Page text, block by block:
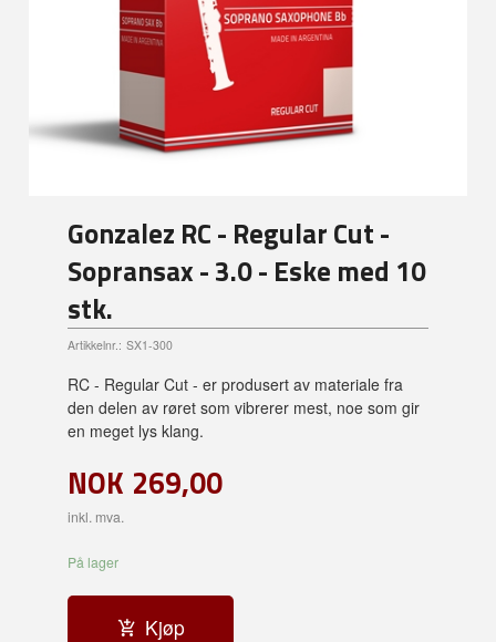
Gonzalez RC - Regular Cut -
Sopransax - 3.0 - Eske med 10
stk.
Artikkelnr.: SX1-300
RC - Regular Cut - er produsert av materiale fra
den delen av røret som vibrerer mest, noe som gir
en meget lys klang.
NOK 269,00
inkl. mva.
På lager
Kjøp